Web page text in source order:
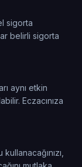
sigorta
belirli sigorta
aynı etkin
Eczacınıza